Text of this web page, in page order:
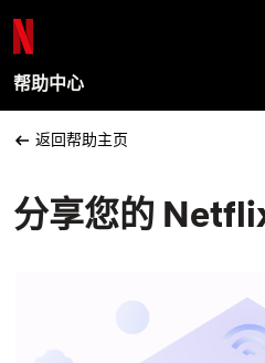
帮助中心
返回帮助主页
分享您的